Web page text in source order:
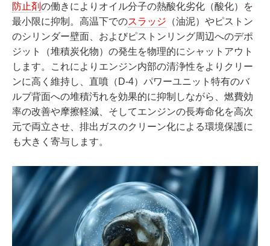
防止剤の働きによりオイル分子の熱酸化劣化（酸化）を
最小限に抑制。高温下でのスラッジ （油泥）やピストン
のシリンダー壁面、およびピストンリング周辺へのデポ
ジット（堆積炭化物）の発生を物理的にシャットアウト
します。これによりエンジン内部の清浄性をよりクリー
ンに高く維持し、直噴（D-4）パワーユニット特有のバ
ルブ背面への堆積汚れを効果的に抑制しながら、燃費効
率の改善や摩擦軽減、そしてエンジンの長寿命化を高次
元で両立させ、排出ガスのクリーン化による環境保護に
も大きく寄与します。